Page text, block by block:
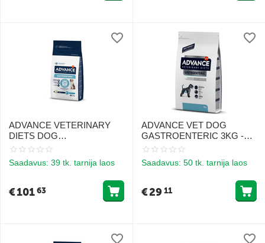
ADVANCE VETERINARY
DIETS DOG
GASTROENTERIC 12KG -
SEEDIMISHÄIRED
Saadavus: 39 tk. tarnija laos
€10163
ADVANCE VET DOG
GASTROENTERIC 3KG -
Toidu seedetrakti tervisele
Saadavus: 50 tk. tarnija laos
€2911